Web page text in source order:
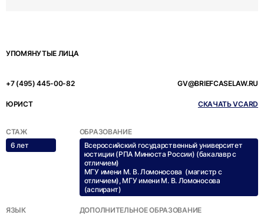
УПОМЯНУТЫЕ ЛИЦА
+7 (495) 445-00-82 GV@BRIEFCASELAW.RU
ЮРИСТ СКАЧАТЬ VCARD
СТАЖ
6 лет
ОБРАЗОВАНИЕ
Всероссийский государственный университет
юстиции (РПА Минюста России) (бакалавр с
отличием)
МГУ имени М. В. Ломоносова (магистр с
отличием), МГУ имени М. В. Ломоносова
(аспирант)
ЯЗЫК
ДОПОЛНИТЕЛЬНОЕ ОБРАЗОВАНИЕ